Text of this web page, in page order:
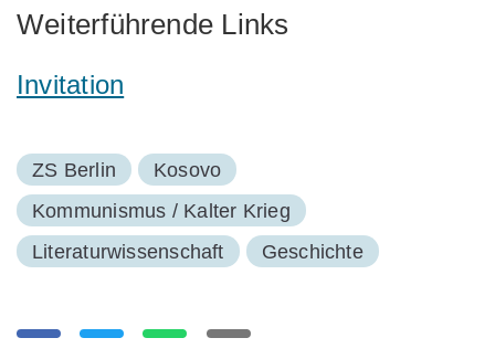
Weiterführende Links
Invitation
ZS Berlin
Kosovo
Kommunismus / Kalter Krieg
Literaturwissenschaft
Geschichte